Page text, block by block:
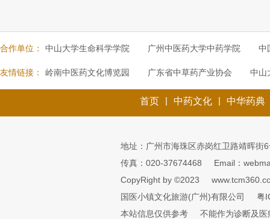
合作单位： 中山大学生命科学学院 广州中医药大学中药学院 中
友情链接： 岭南中医药文化博览园 广东省中草药产业协会 中山
首页 | 中药文化 | 中华药典
地址：广州市海珠区赤岗红卫路靖晖街
传真：020-37674468
Email：
CopyRight by ©2023
国医小镇文化旅游(广州)有限公司
粤
本站信息仅供参考
不能作为诊断及医